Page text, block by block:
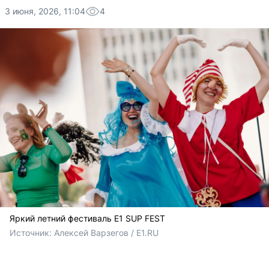
3 июня, 2026, 11:04 4
Яркий летний фестиваль E1 SUP FEST
Источник: Алексей Варзегов / E1.RU